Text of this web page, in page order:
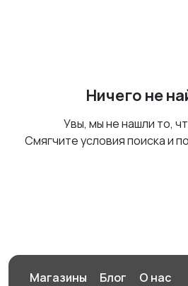
Ничего не
Увы, мы не нашли то,
Смягчите условия поиска и
Магазины Блог О нас